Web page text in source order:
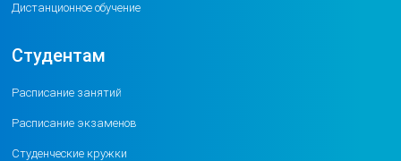
Дистанционное обучение
Студентам
Расписание занятий
Расписание экзаменов
Студенческие кружки